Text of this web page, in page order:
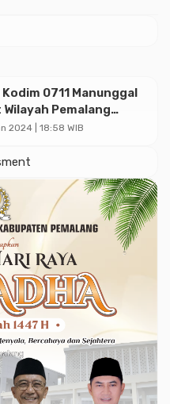
0711 Manunggal
Pemalang
Moga
2024 | 18:58 WIB